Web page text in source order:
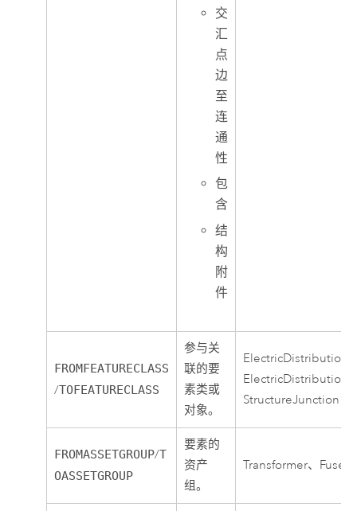
交
汇
点
边
至
连
通
性
包
含
结
构
附
件
FROMFEATURECLASS
/TOFEATURECLASS
参与关
联的要
素类或
对象。
StructureJunction
FROMASSETGROUP/T
OASSETGROUP
要素的
资产
组。
Transformer、Fuse